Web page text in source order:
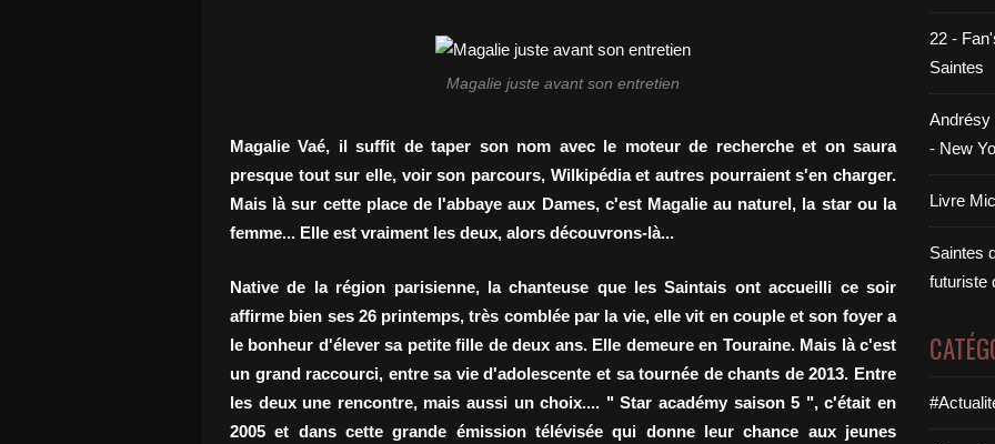
Magalie juste avant son entretien
Magalie Vaé, il suffit de taper son nom avec le moteur de recherche et on saura
presque tout sur elle, voir son parcours, Wilkipédia et autres pourraient s'en charger.
Mais là sur cette place de l'abbaye aux Dames, c'est Magalie au naturel, la star ou la
femme... Elle est vraiment les deux, alors découvrons-là...
Native de la région parisienne, la chanteuse que les Saintais ont accueilli ce soir
affirme bien ses 26 printemps, très comblée par la vie, elle vit en couple et son foyer a
le bonheur d'élever sa petite fille de deux ans. Elle demeure en Touraine. Mais là c'est
un grand raccourci, entre sa vie d'adolescente et sa tournée de chants de 2013. Entre
les deux une rencontre, mais aussi un choix.... " Star académy saison 5 ", c'était en
2005 et dans cette grande émission télévisée qui donne leur chance aux jeunes
22 -
Saintes
Andrésy
- New
Livre
Saintes
futuriste